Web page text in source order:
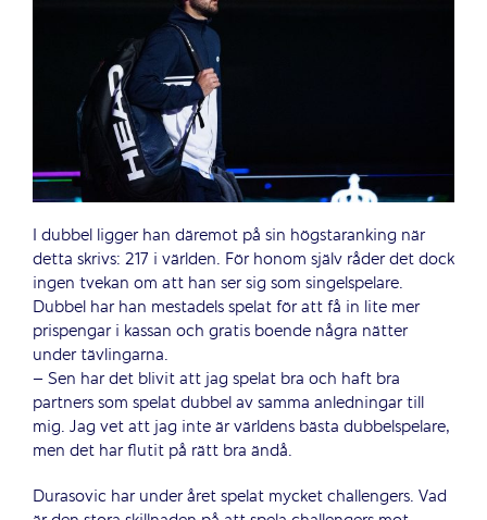
I dubbel ligger han däremot på sin högstaranking när
detta skrivs: 217 i världen. För honom själv råder det dock
ingen tvekan om att han ser sig som singelspelare.
Dubbel har han mestadels spelat för att få in lite mer
prispengar i kassan och gratis boende några nätter
under tävlingarna.
– Sen har det blivit att jag spelat bra och haft bra
partners som spelat dubbel av samma anledningar till
mig. Jag vet att jag inte är världens bästa dubbelspelare,
men det har flutit på rätt bra ändå.
Durasovic har under året spelat mycket challengers. Vad